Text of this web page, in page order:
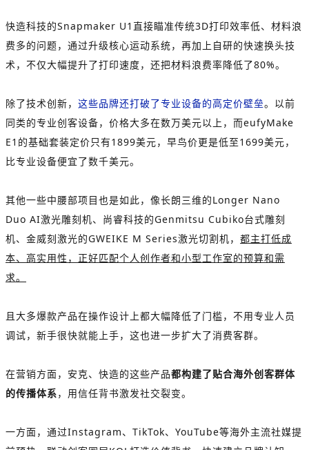
快造科技的Snapmaker U1直接瞄准传统3D打印效率低、材料浪
费多的问题，通过升级核心运动系统，再加上自研的快速换头技
术，不仅大幅提升了打印速度，还把材料浪费率降低了80%。
除了技术创新， 这些品牌还打破了专业设备的高定价壁垒。以前
同类的专业创客设备，价格大多在数万美元以上，而eufyMake
E1的基础套装定价只有1899美元，早鸟价更是低至1699美元，
比专业设备便宜了数千美元。
其他一些中腰部项目也是如此，像长朗三维的Longer Nano
Duo AI激光雕刻机、尚睿科技的Genmitsu Cubiko台式雕刻
机、金威刻激光的GWEIKE M Series激光切割机， 都主打低成
本、高实用性，正好匹配个人创作者和小型工作室的预算和需
求。
且大多爆款产品在操作设计上都大幅降低了门槛，不用专业人员
调试，新手很快就能上手，这也进一步扩大了消费客群。
在营销方面，安克、快造的这些产品都构建了贴合海外创客群体
的传播体系，用信任背书激发社交裂变。
一方面，通过Instagram、TikTok、YouTube等海外主流社媒提